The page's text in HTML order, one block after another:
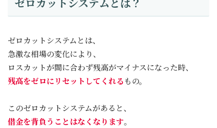
ゼロカットシステムとは、
急激な相場の変化により、
ロスカットが間に合わず残高がマイナスになった時、
残高をゼロにリセットしてくれる もの。
このゼロカットシステムがあると、
借金を背負うことはなくなります。